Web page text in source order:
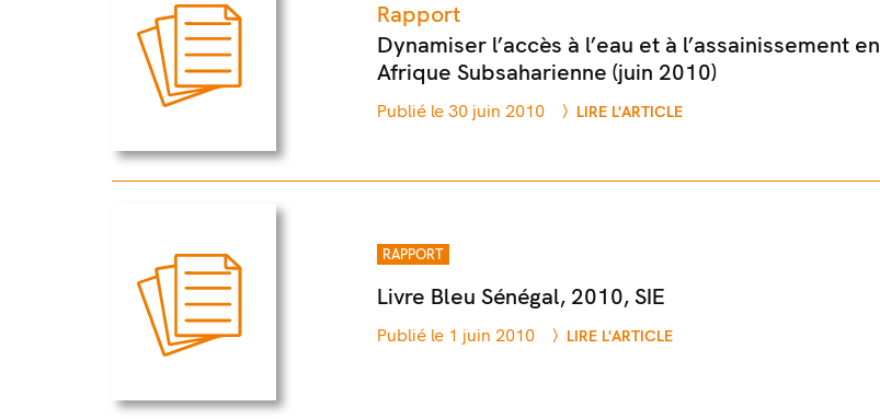
Rapport
Dynamiser l’accès à l’eau et à l’assainissement en
Afrique Subsaharienne (juin 2010)
Publié le 30 juin 2010 LIRE L'ARTICLE
RAPPORT
Livre Bleu Sénégal, 2010, SIE
Publié le 1 juin 2010 LIRE L'ARTICLE